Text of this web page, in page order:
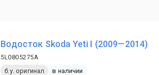
Водосток Skoda Yeti I (2009—2014)
5L0805275A
б.у. оригинал
в наличии